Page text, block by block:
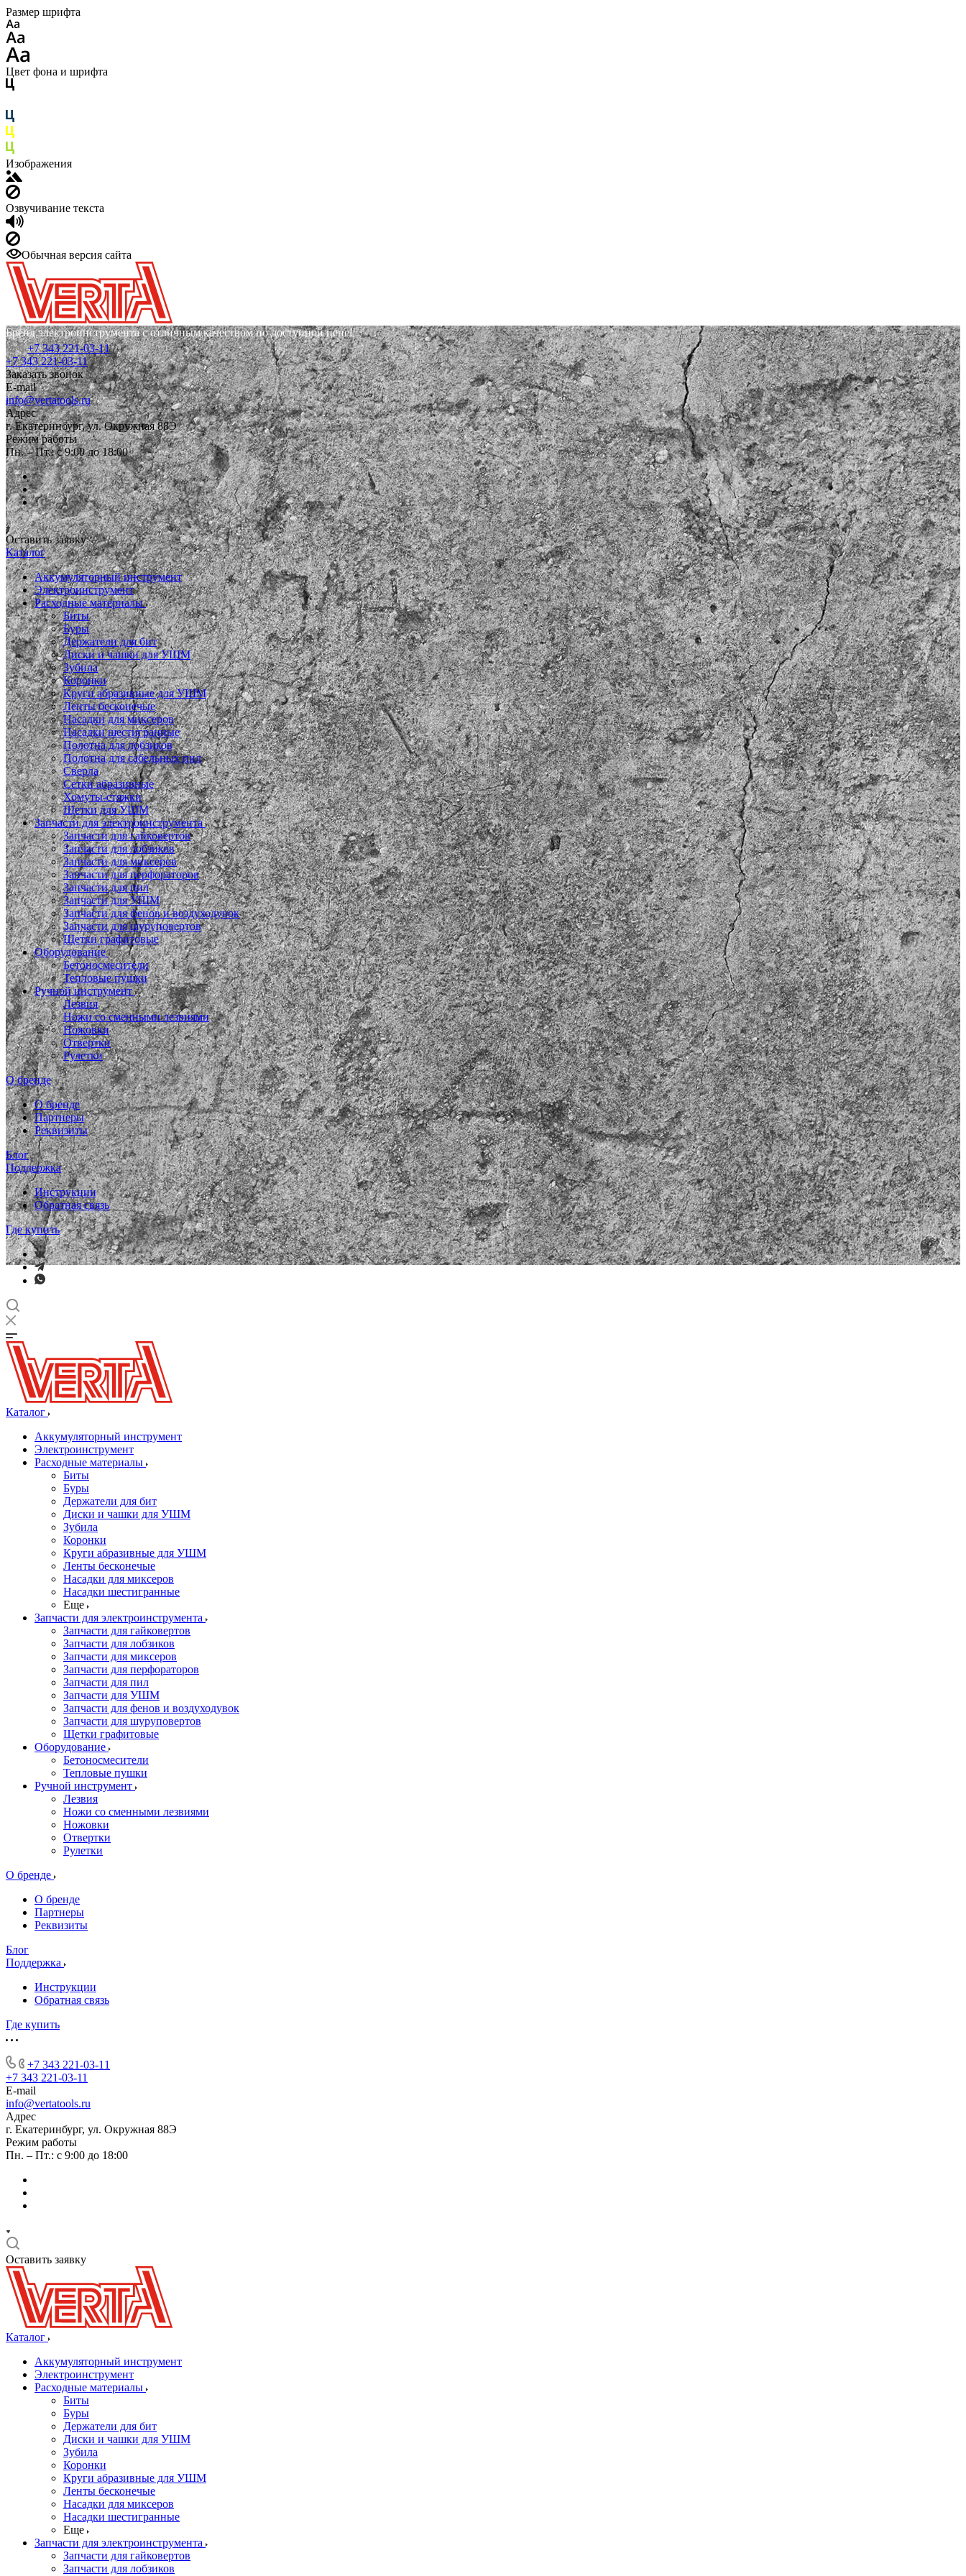
Размер шрифта
Цвет фона и шрифта
Изображения
Озвучивание текста
Обычная версия сайта
Бренд электроинструмента с отличным качеством по доступной цене!
+7 343 221-03-11
+7 343 221-03-11
Заказать звонок
E-mail
info@vertatools.ru
Адрес
г. Екатеринбург, ул. Окружная 88Э
Режим работы
Пн. – Пт.: с 9:00 до 18:00
Оставить заявку
Каталог
Аккумуляторный инструмент
Электроинструмент
Расходные материалы
Биты
Буры
Держатели для бит
Диски и чашки для УШМ
Зубила
Коронки
Круги абразивные для УШМ
Ленты бесконечые
Насадки для миксеров
Насадки шестигранные
Полотна для лобзиков
Полотна для сабельных пил
Сверла
Сетки абразивные
Хомуты-стяжки
Щетки для УШМ
Запчасти для электроинструмента
Запчасти для гайковертов
Запчасти для лобзиков
Запчасти для миксеров
Запчасти для перфораторов
Запчасти для пил
Запчасти для УШМ
Запчасти для фенов и воздуходувок
Запчасти для шуруповертов
Щетки графитовые
Оборудование
Бетоносмесители
Тепловые пушки
Ручной инструмент
Лезвия
Ножи со сменными лезвиями
Ножовки
Отвертки
Рулетки
О бренде
О бренде
Партнеры
Реквизиты
Блог
Поддержка
Инструкции
Обратная связь
Где купить
Каталог
Аккумуляторный инструмент
Электроинструмент
Расходные материалы
Биты
Буры
Держатели для бит
Диски и чашки для УШМ
Зубила
Коронки
Круги абразивные для УШМ
Ленты бесконечые
Насадки для миксеров
Насадки шестигранные
Еще
Запчасти для электроинструмента
Запчасти для гайковертов
Запчасти для лобзиков
Запчасти для миксеров
Запчасти для перфораторов
Запчасти для пил
Запчасти для УШМ
Запчасти для фенов и воздуходувок
Запчасти для шуруповертов
Щетки графитовые
Оборудование
Бетоносмесители
Тепловые пушки
Ручной инструмент
Лезвия
Ножи со сменными лезвиями
Ножовки
Отвертки
Рулетки
О бренде
О бренде
Партнеры
Реквизиты
Блог
Поддержка
Инструкции
Обратная связь
Где купить
+7 343 221-03-11
+7 343 221-03-11
E-mail
info@vertatools.ru
Адрес
г. Екатеринбург, ул. Окружная 88Э
Режим работы
Пн. – Пт.: с 9:00 до 18:00
Оставить заявку
Каталог
Аккумуляторный инструмент
Электроинструмент
Расходные материалы
Биты
Буры
Держатели для бит
Диски и чашки для УШМ
Зубила
Коронки
Круги абразивные для УШМ
Ленты бесконечые
Насадки для миксеров
Насадки шестигранные
Еще
Запчасти для электроинструмента
Запчасти для гайковертов
Запчасти для лобзиков